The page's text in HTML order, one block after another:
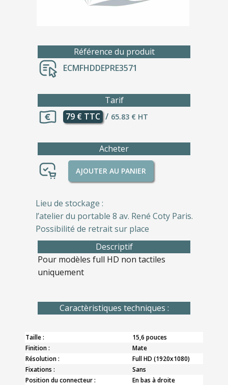
Référence du produit
ECMFHDDEPRE3571
Tarif
79 € TTC / 65.83 € HT
Acheter
AJOUTER AU PANIER
Lieu de stockage :
l’atelier du portable 8 av. René Coty Paris.
Possibilité de retrait sur place
Descriptif
Pour modèles full HD non tactiles
uniquement
Caractèristiques techniques :
Taille :
15,6 pouces
Finition :
Mate
Résolution :
Full HD (1920x1080)
Fixations :
Sans
Position du connecteur :
En bas à droite